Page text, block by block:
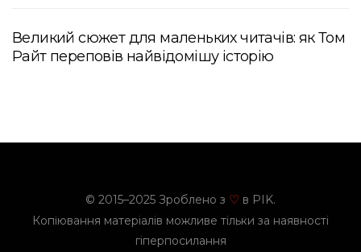
Великий сюжет для маленьких читачів: як Том
Райт переповів найвідомішу історію
© 2015–2025 Зроблено з ♡ в PIK.
Копіювання матеріалів можливе тільки за наявності
гіперпосилання